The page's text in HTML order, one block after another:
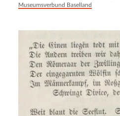
Museumsverbund Baselland